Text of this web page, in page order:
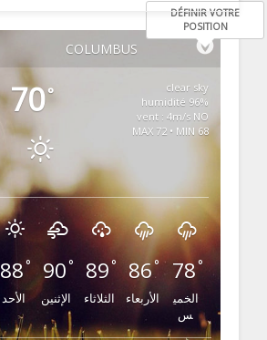
COLUMBUS
DÉFINIR VOTRE
POSITION
70°
clear sky
96% humidité
vent : 4m/s NO
MAX 72 • MIN 68
88°
الأحد
90°
الإثنين
89°
الثلاثاء
86°
الأربعاء
78°
الخمي
س